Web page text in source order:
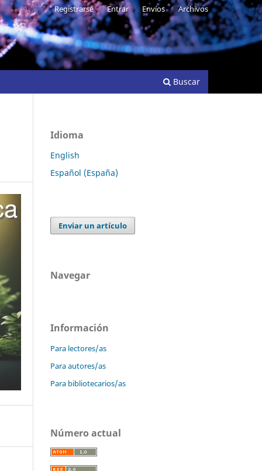
Buscar
Registrarse Entrar Envíos Archivos
Idioma
English
Español (España)
Enviar un artículo
Navegar
Información
Para lectores/as
Para autores/as
Para bibliotecarios/as
Número actual